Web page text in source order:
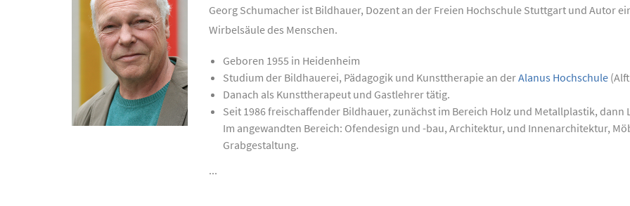
Georg Schumacher ist Bildhauer, Dozent an der Freien Hochschule Stuttgart und Autor
Wirbelsäule des Menschen.
Geboren 1955 in Heidenheim
Studium der Bildhauerei, Pädagogik und Kunsttherapie an derAlanus Hochschule
Danach als Kunsttherapeut und Gastlehrer tätig.
Seit 1986 freischaffender Bildhauer, zunächst im Bereich Holz und Metallplastik,
Im angewandten Bereich: Ofendesign und -bau, Architektur, und Innenarchitektur,
Grabgestaltung.
...